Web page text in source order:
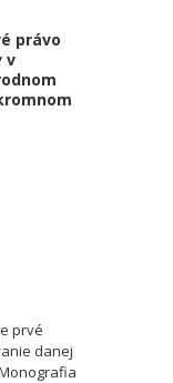
právo
v
prvé
danej